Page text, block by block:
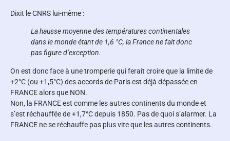
Dixit le CNRS lui-même :
La hausse moyenne des températures continentales
dans le monde étant de 1,6 °C, la France ne fait donc
pas figure d’exception.
On est donc face à une tromperie qui ferait croire que la limite de
+2°C (ou +1,5°C) des accords de Paris est déjà dépassée en
FRANCE alors que NON.
Non, la FRANCE est comme les autres continents du monde et
s’est réchauffée de +1,7°C depuis 1850. Pas de quoi s’alarmer. La
FRANCE ne se réchauffe pas plus vite que les autres continents.